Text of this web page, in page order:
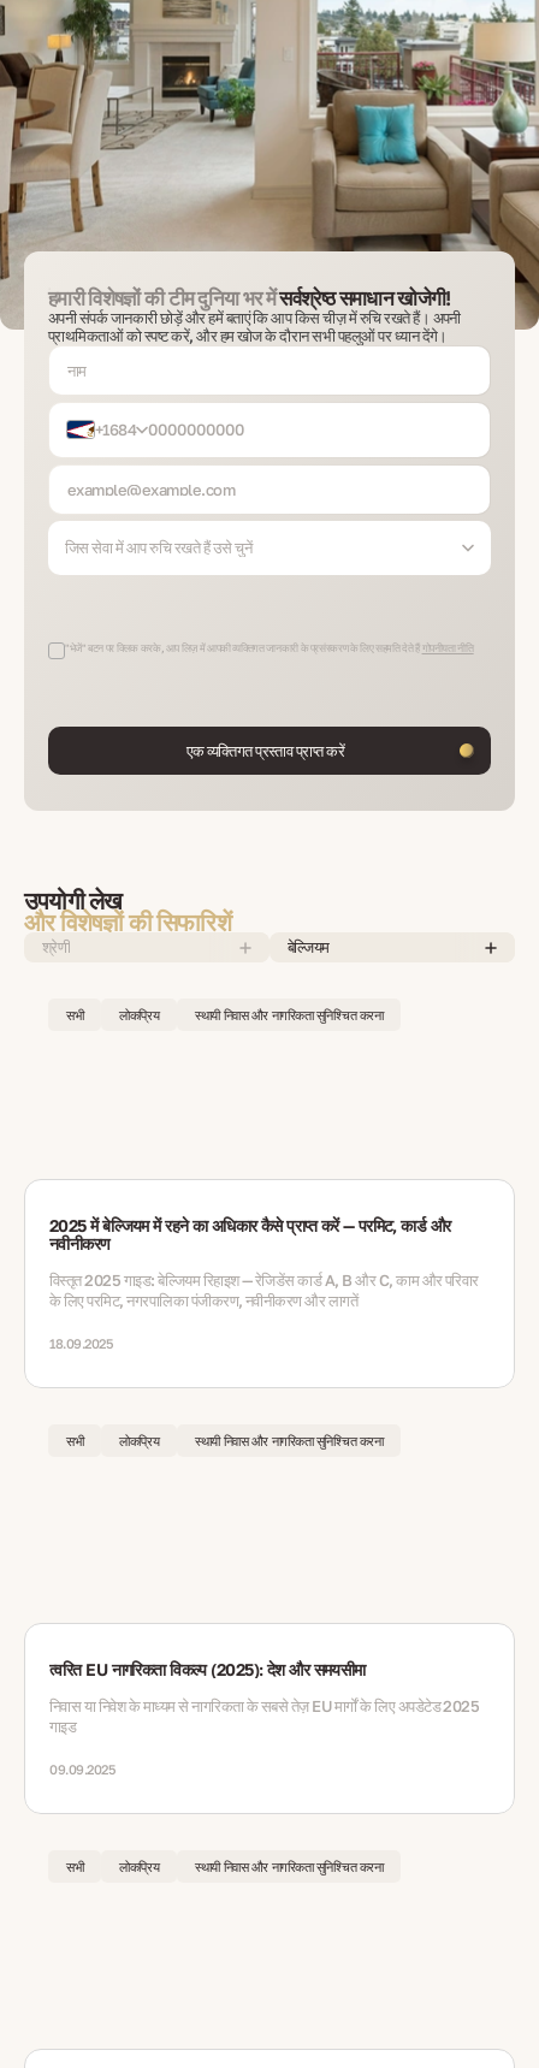
हमारी विशेषज्ञों की टीम दुनिया भर मेंसर्वश्रेष्ठ समाधान खोजेगी!
अपनी संपर्क जानकारी छोड़ें और हमें बताएं कि आप किस चीज़ में रुचि रखते हैं। अपनी
प्राथमिकताओं को स्पष्ट करें, और हम खोज के दौरान सभी पहलुओं पर ध्यान देंगे।
+1684
जिस सेवा में आप रुचि रखते हैं उसे चुनें
"भेजें" बटन पर क्लिक करके, आप लिज़ में आपकी व्यक्तिगत जानकारी के प्रसंस्करण के लिए सहमति देते हैं गोपनीयता नीति
एक व्यक्तिगत प्रस्ताव प्राप्त करें
उपयोगी लेख
और विशेषज्ञों की सिफारिशें
श्रेणी बेल्जियम
सभी लोकप्रिय स्थायी निवास और नागरिकता सुनिश्चित करना
2025 में बेल्जियम में रहने का अधिकार कैसे प्राप्त करें — परमिट, कार्ड और
नवीनीकरण
विस्तृत 2025 गाइड: बेल्जियम रिहाइश — रेजिडेंस कार्ड A, B और C, काम और परिवार
के लिए परमिट, नगरपालिका पंजीकरण, नवीनीकरण और लागतें
18.09.2025
सभी लोकप्रिय स्थायी निवास और नागरिकता सुनिश्चित करना
त्वरित EU नागरिकता विकल्प (2025): देश और समयसीमा
निवास या निवेश के माध्यम से नागरिकता के सबसे तेज़ EU मार्गों के लिए अपडेटेड 2025
गाइड
09.09.2025
सभी लोकप्रिय स्थायी निवास और नागरिकता सुनिश्चित करना